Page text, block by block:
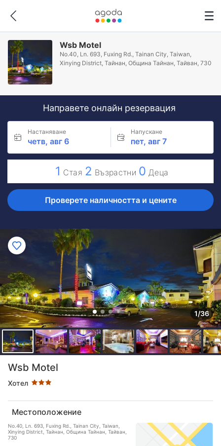
Wsb Motel
No.40, Ln. 693, Fuxing Rd., Tainan City, Taiwan,
Xinying District, Тайнан, Община Тайнан, Тайван, 730
Направете онлайн резервация
Настаняване
четв, авг 6
Напускане
пет, авг 7
1 Стая 2 Възрастни 0 Деца
Проверете наличността и цените
1/36
Wsb Motel
Хотел
Оценка в звезди: 3 звезди
Местоположение
No.40, Ln. 693, Fuxing Rd., Tainan City, Taiwan,
Xinying District, Тайнан, Община Тайнан, Тайван,
730